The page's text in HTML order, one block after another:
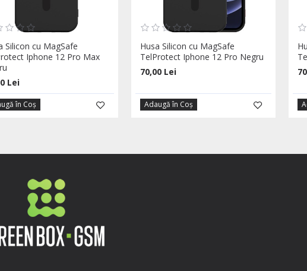
Silicon cu MagSafe
Iphone 12 Pro Max
Lei
în Coş
Husa Silicon cu MagSafe
TelProtect Iphone 12 Pro Negru
70,00 Lei
Adaugă în Coş